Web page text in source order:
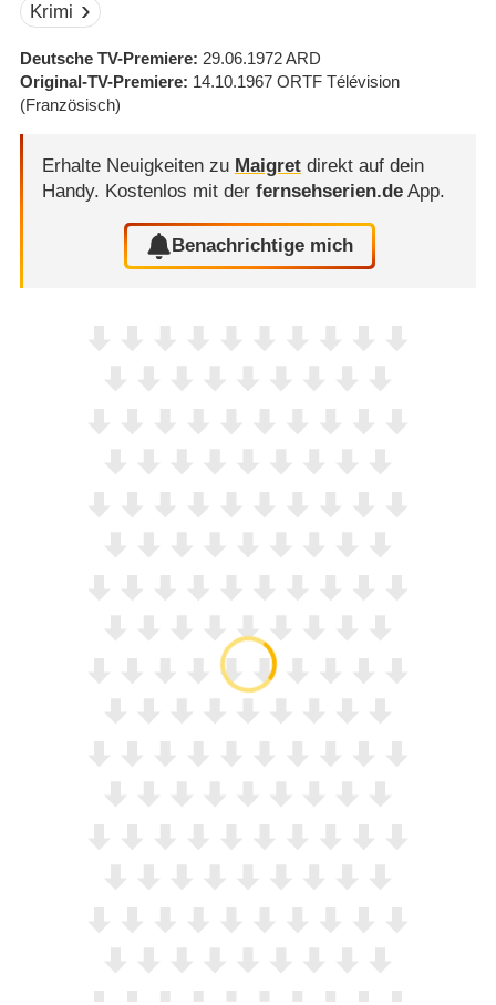
Krimi
Deutsche TV-Premiere 29.06.1972ARD
Original-TV-Premiere 14.10.1967 ORTF Télévision
(Französisch)
Erhalte Neuigkeiten zu Maigretdirekt auf dein
Handy. Kostenlos mit der fernsehserien.deApp.
Benachrichtige mich